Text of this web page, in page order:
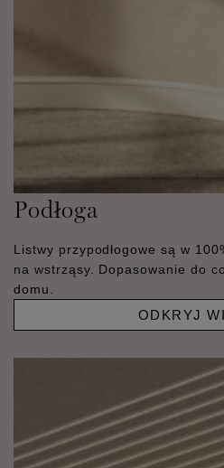
Podłoga
Listwy przypodłogowe są w
na wstrząsy. Dopasowanie do
domu.
ODKRYJ